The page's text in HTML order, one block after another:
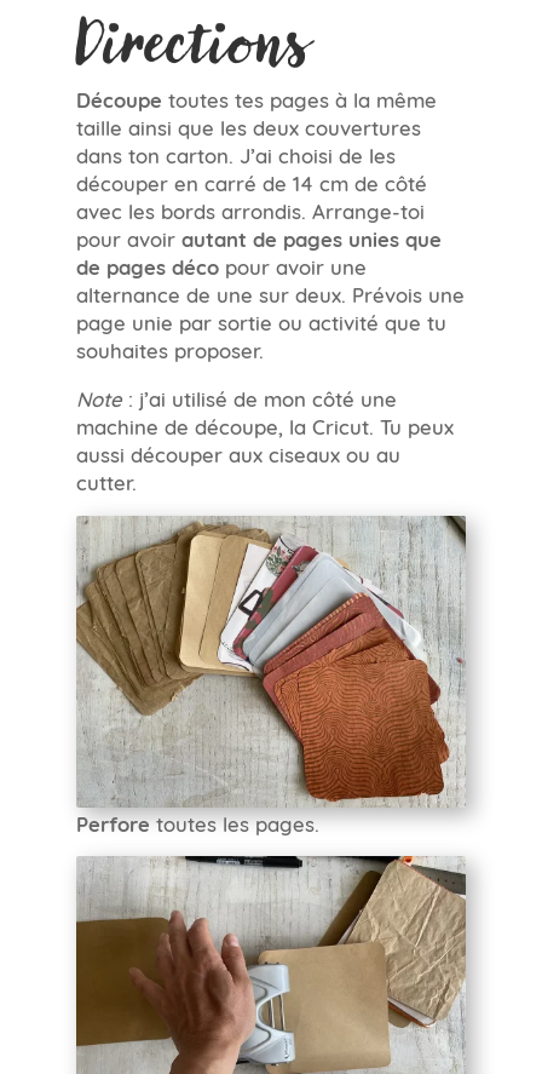
Directions
Découpe toutes tes pages à la même
taille ainsi que les deux couvertures
dans ton carton. J’ai choisi de les
découper en carré de 14 cm de côté
avec les bords arrondis. Arrange-toi
pour avoir autant de pages unies que
de pages déco pour avoir une
alternance de une sur deux. Prévois une
page unie par sortie ou activité que tu
souhaites proposer.
Note: j’ai utilisé de mon côté une
machine de découpe, la Cricut. Tu peux
aussi découper aux ciseaux ou au
cutter.
Perforetoutes les pages.